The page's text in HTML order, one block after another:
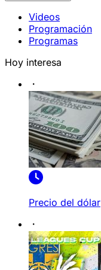
Videos
Programación
Programas
Hoy interesa
Precio del dólar